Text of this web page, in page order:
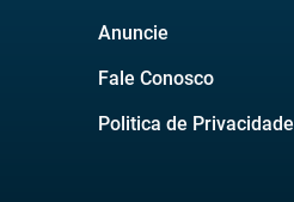
Anuncie
Fale Conosco
Politica de Privacidade